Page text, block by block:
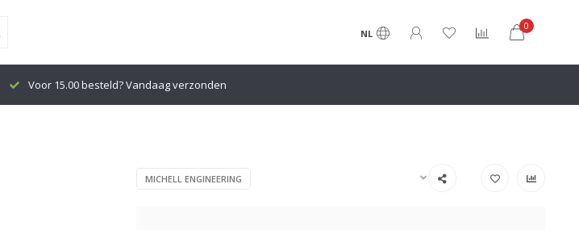
NL
0
Voor 15.00 besteld? Vandaag verzonden
MICHELL ENGINEERING